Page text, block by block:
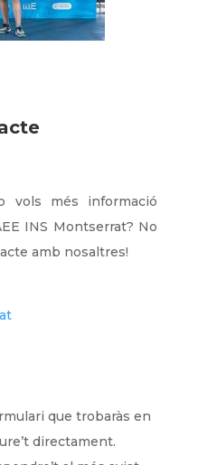
vols més informació
INS Montserrat? No
amb nosaltres!
que trobaràs en
directament.